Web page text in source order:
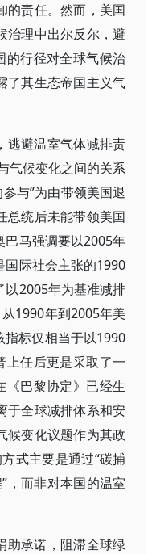
的责任。然而，美国
治理中出尔反尔，避
的行径对全球气候治
了其生态帝国主义气
逃避温室气体减排责
气候变化之间的关系
与”为由带领美国退
总统后未能带领美国
巴马强调要以2005年
国际社会主张的1990
以2005年为基准减排
1990年到2005年美
指标仅相当于以1990
上任后更是采取了一
《巴黎协定》已经生
于全球减排体系和安
候变化议题作为其政
式主要是通过“碳捕
，而非对本国的温室
助承诺，阻滞全球绿